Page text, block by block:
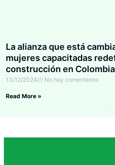
La alianza que está
mujeres capacitadas
construcción en Colombia
13/12/2024 No hay comentarios
Read More »